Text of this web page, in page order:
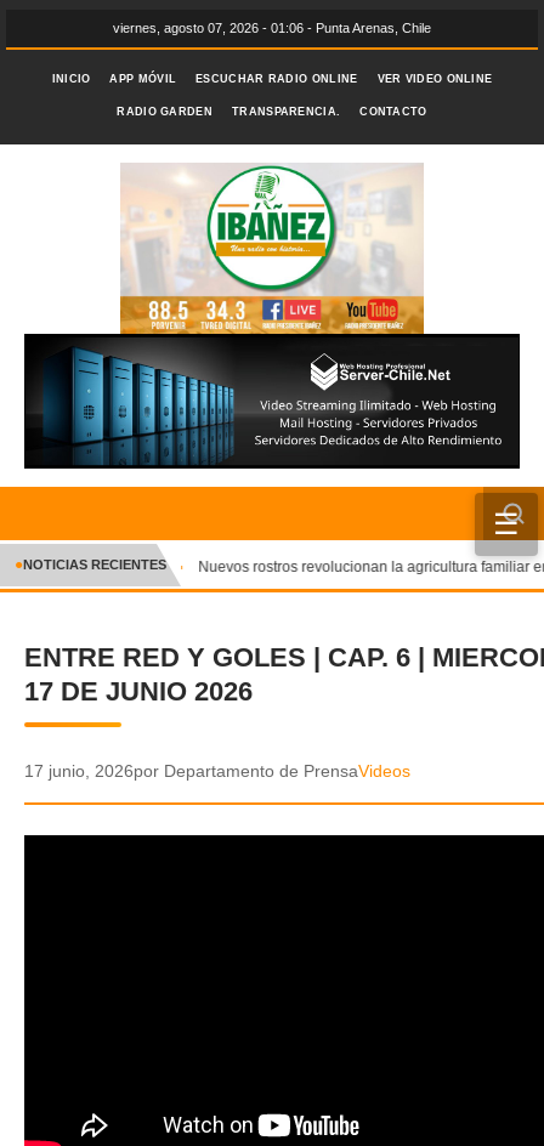
viernes, agosto 07, 2026 - 01:06 - Punta Arenas, Chile
INICIO APP MÓVIL ESCUCHAR RADIO ONLINE VER VIDEO ONLINE
RADIO GARDEN TRANSPARENCIA. CONTACTO
☰
INICIO
CRÓNICA
DEPORTES
POLICIAL
TRANSPARENCIA
✕
NOTICIAS RECIENTES Nuevos rostros revolucionan la agricultura familiar
ENTRE RED Y GOLES | CAP. 6 |
17 DE JUNIO 2026
17 junio, 2026por Departamento de PrensaVideos